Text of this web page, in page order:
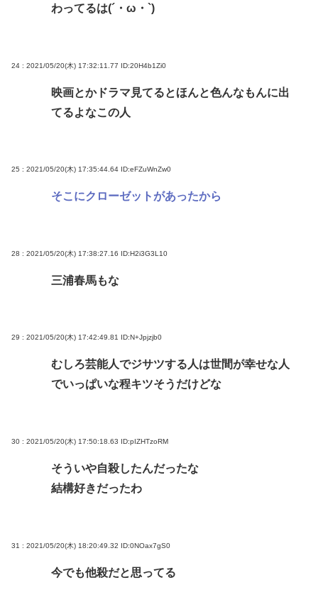
わってるは(´・ω・`)
24 : 2021/05/20(木) 17:32:11.77 ID:20H4b1Zi0
映画とかドラマ見てるとほんと色んなもんに出
てるよなこの人
25 : 2021/05/20(木) 17:35:44.64 ID:eFZuWnZw0
そこにクローゼットがあったから
28 : 2021/05/20(木) 17:38:27.16 ID:H2i3G3L10
三浦春馬もな
29 : 2021/05/20(木) 17:42:49.81 ID:N+Jpjzjb0
むしろ芸能人でジサツする人は世間が幸せな人
でいっぱいな程キツそうだけどな
30 : 2021/05/20(木) 17:50:18.63 ID:pIZHTzoRM
そういや自殺したんだったな
結構好きだったわ
31 : 2021/05/20(木) 18:20:49.32 ID:0NOax7gS0
今でも他殺だと思ってる